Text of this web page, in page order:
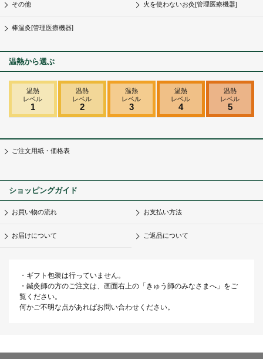
その他 火を使わないお灸[管理医療機器]
棒温灸[管理医療機器]
温熱から選ぶ
温熱
レベル
1
温熱
レベル
2
温熱
レベル
3
温熱
レベル
4
温熱
レベル
5
ご注文用紙・価格表
ショッピングガイド
お買い物の流れ お支払い方法
お届けについて ご返品について
・ギフト包装は行っていません。
・鍼灸師の方のご注文は、画面右上の「きゅう師のみなさまへ」をご
覧ください。
何かご不明な点があればお問い合わせください。